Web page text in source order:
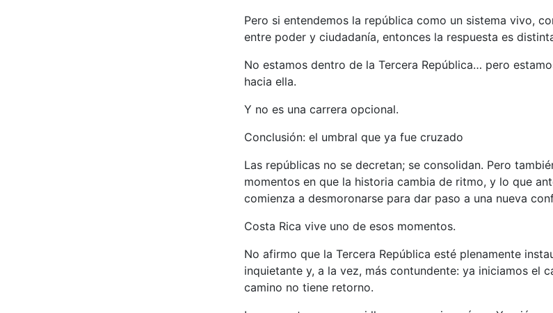
Pero si entendemos la república como un sistema vivo,
entre poder y ciudadanía, entonces la respuesta es
No estamos dentro de la Tercera República… pero
hacia ella.
Y no es una carrera opcional.
Conclusión: el umbral que ya fue cruzado
Las repúblicas no se decretan; se consolidan. Pero
momentos en que la historia cambia de ritmo, y lo que
comienza a desmoronarse para dar paso a una nueva
Costa Rica vive uno de esos momentos.
No afirmo que la Tercera República esté plenamente
inquietante y, a la vez, más contundente: ya iniciamos el
camino no tiene retorno.